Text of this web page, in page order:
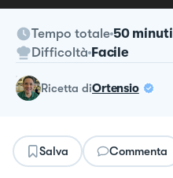
Tempo totale 50 minuti
Difficoltà Facile
ricetta diOrtensio
Salva Commenta